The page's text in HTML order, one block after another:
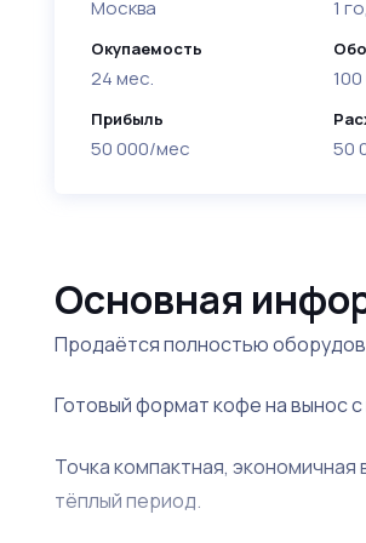
Москва
Окупаемость
24 мес.
Прибыль
50 000/мес
1
50
Основная
Продаётся полностью
Готовый формат кофе на вынос
Точка компактная,
тёплый период.